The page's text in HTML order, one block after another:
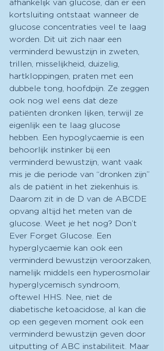
afhankelijk van glucose, dan er een
kortsluiting ontstaat wanneer de
glucose concentraties veel te laag
worden. Dit uit zich naar een
verminderd bewustzijn in zweten,
trillen, misselijkheid, duizelig,
hartkloppingen, praten met een
dubbele tong, hoofdpijn. Ze zeggen
ook nog wel eens dat deze
patiënten dronken lijken, terwijl ze
eigenlijk een te laag glucose
hebben. Een hypoglycaemie is een
behoorlijk instinker bij een
verminderd bewustzijn, want vaak
mis je die periode van “dronken zijn”
als de patiënt in het ziekenhuis is.
Daarom zit in de D van de ABCDE
opvang altijd het meten van de
glucose. Weet je het nog? Don’t
Ever Forget Glucose. Een
hyperglycaemie kan ook een
verminderd bewustzijn veroorzaken,
namelijk middels een hyperosmolair
hyperglycemisch syndroom,
oftewel HHS. Nee, niet de
diabetische ketoacidose, al kan die
op een gegeven moment ook een
verminderd bewustzijn geven door
uitputting of ABC instabiliteit. Maar